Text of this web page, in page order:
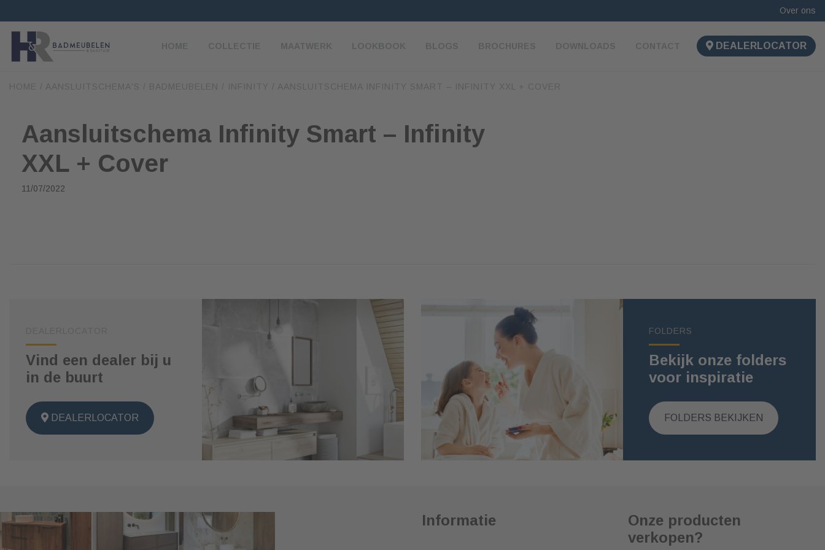
Over ons
HOME COLLECTIE MAATWERK LOOKBOOK BLOGS BROCHURES DOWNLOADS CONTACT DEALERLOCATOR
HOME AANSLUITSCHEMA'S BADMEUBELEN INFINITY AANSLUITSCHEMA INFINITY SMART – INFINITY XXL + COVER
Aansluitschema Infinity Smart – Infinity
XXL + Cover
11/07/2022
Vind een dealer bij u
in de buurt
DEALERLOCATOR
FOLDERS
Bekijk onze folders
voor inspiratie
FOLDERS BEKIJKEN
Informatie
Onze producten
verkopen?